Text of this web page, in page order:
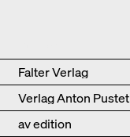
Falter Verlag
Verlag Anton Pustet
av edition